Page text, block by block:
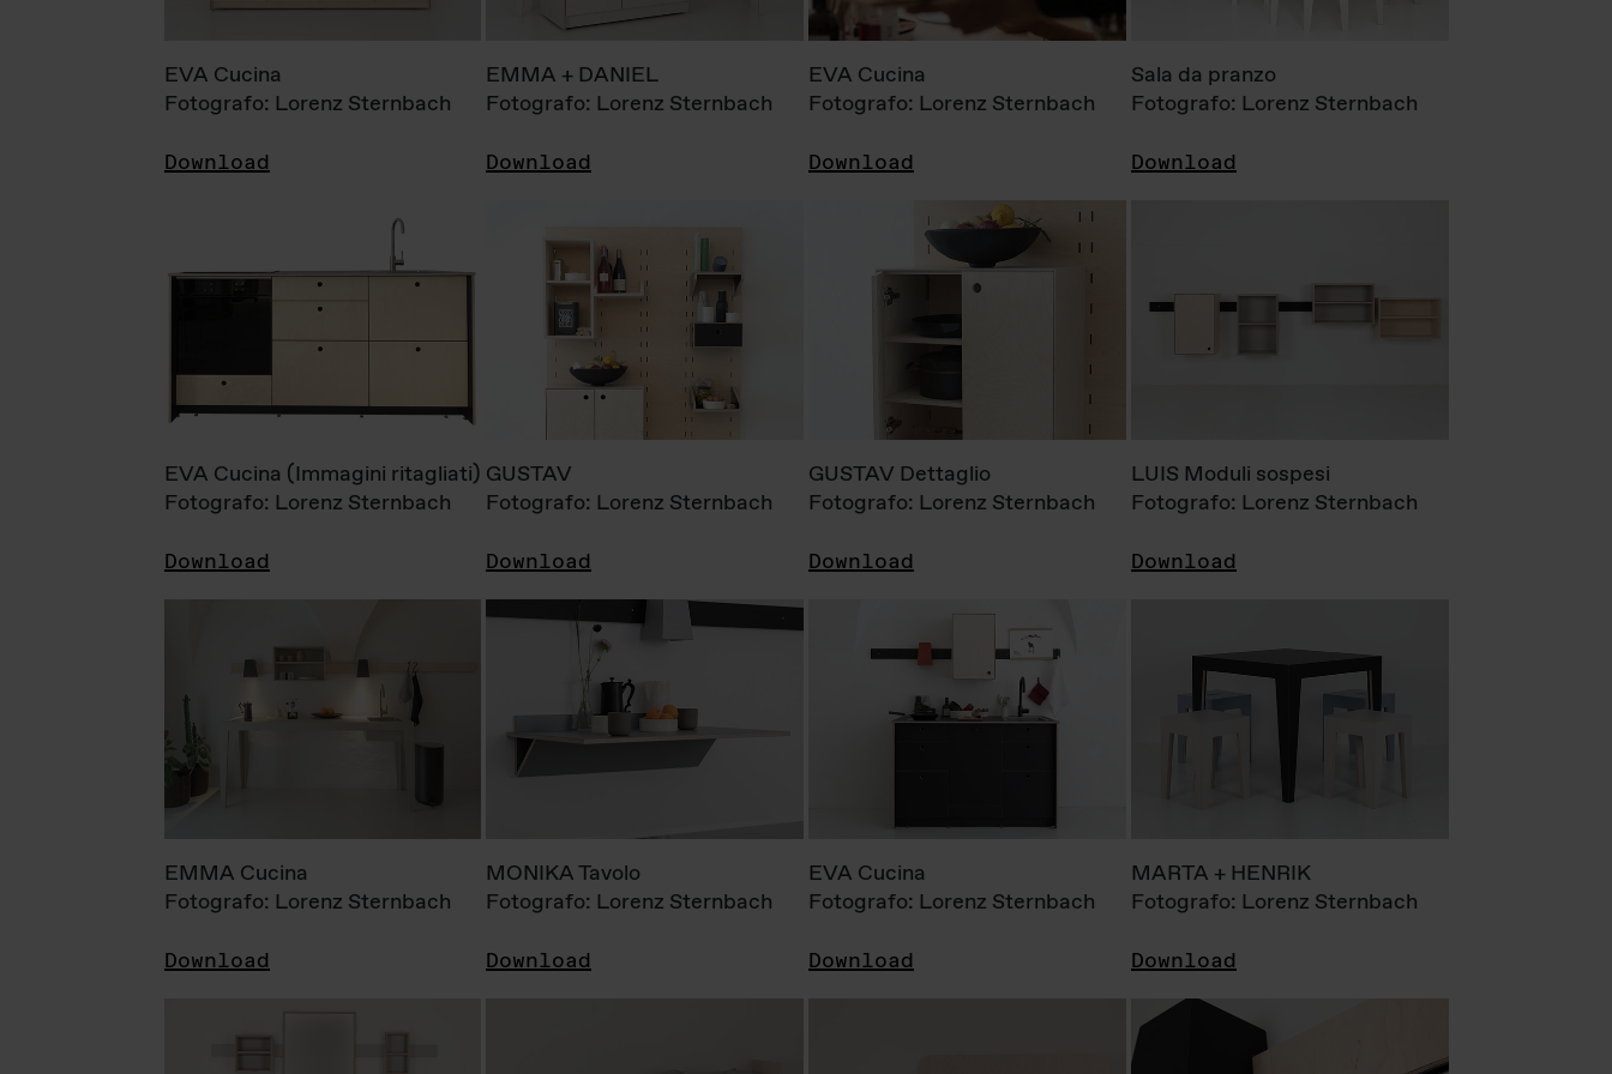
EVA Cucina
Fotografo: Lorenz Sternbach
Download
EMMA + DANIEL
Fotografo: Lorenz Sternbach
Download
EVA Cucina
Fotografo: Lorenz Sternbach
Download
Sala da pranzo
Fotografo: Lorenz Sternbach
Download
EVA Cucina (Immagini ritagliati)
Fotografo: Lorenz Sternbach
Download
GUSTAV
Fotografo: Lorenz Sternbach
Download
GUSTAV Dettaglio
Fotografo: Lorenz Sternbach
Download
LUIS Moduli sospesi
Fotografo: Lorenz Sternbach
Download
EMMA Cucina
Fotografo: Lorenz Sternbach
Download
MONIKA Tavolo
Fotografo: Lorenz Sternbach
Download
EVA Cucina
Fotografo: Lorenz Sternbach
Download
MARTA + HENRIK
Fotografo: Lorenz Sternbach
Download